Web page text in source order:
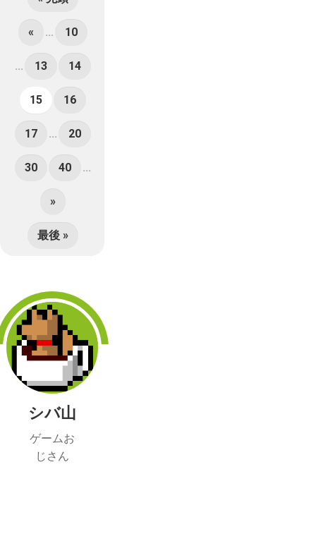
« ... 10
... 13 14
15 16
17 ... 20
30 40 ...
»
最後 »
シバ山
ゲームお
じさん